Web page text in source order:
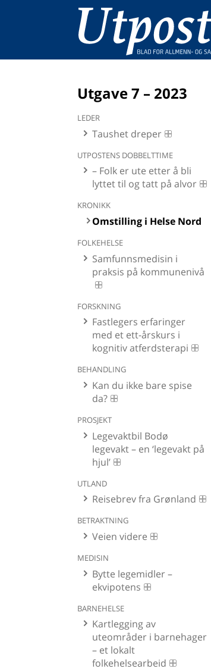
Utgave 7 – 2023
LEDER
Taushet dreper
UTPOSTENS DOBBELTTIME
– Folk er ute etter å bli
lyttet til og tatt på alvor
KRONIKK
Omstilling i Helse Nord
FOLKEHELSE
Samfunnsmedisin i
praksis på kommunenivå
FORSKNING
Fastlegers erfaringer
med et ett-årskurs i
kognitiv atferdsterapi
BEHANDLING
Kan du ikke bare spise
da?
PROSJEKT
Legevaktbil Bodø
legevakt – en ‘legevakt på
hjul’
UTLAND
Reisebrev fra Grønland
BETRAKTNING
Veien videre
MEDISIN
Bytte legemidler –
ekvipotens
BARNEHELSE
Kartlegging av
uteområder i barnehager
– et lokalt
folkehelsearbeid